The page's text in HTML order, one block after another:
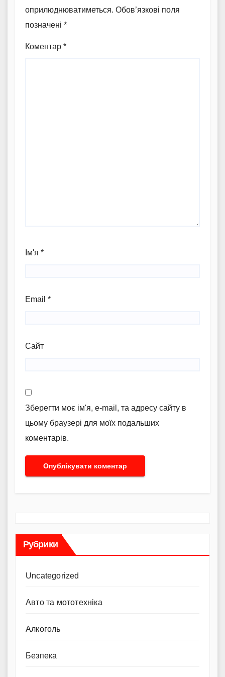
оприлюднюватиметься. Обов’язкові поля
позначені *
Коментар *
Ім'я *
Email *
Сайт
Зберегти моє ім'я, e-mail, та адресу сайту в
цьому браузері для моїх подальших
коментарів.
Рубрики
Uncategorized
Авто та мототехніка
Алкоголь
Безпека